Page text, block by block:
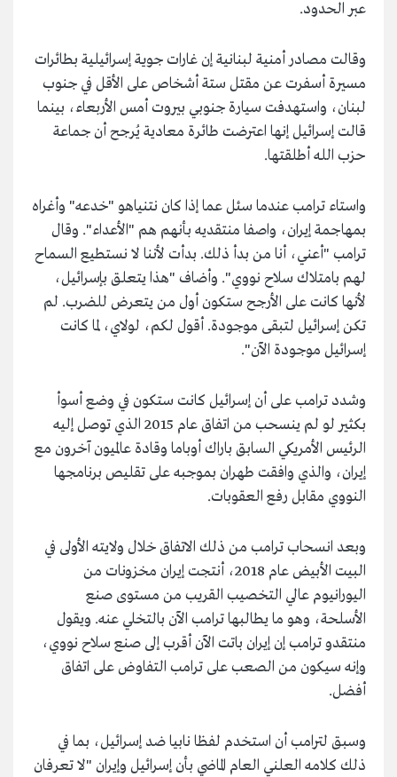
عبر الحدود.
وقالت مصادر أمنية لبنانية إن غارات جوية إسرائيلية بطائرات
مسيرة أسفرت عن مقتل ستة أشخاص على الأقل في جنوب
لبنان، واستهدفت سيارة جنوبي بيروت أمس الأربعاء، بينما
قالت إسرائيل إنها اعترضت طائرة معادية يُرجح أن جماعة
حزب الله أطلقتها.
واستاء ترامب عندما سئل عما إذا كان نتنياهو "خدعه" وأغراه
بمهاجمة إيران، واصفا منتقديه بأنهم هم "الأعداء". وقال
ترامب "أعني، أنا من بدأ ذلك. بدأت لأننا لا نستطيع السماح
لهم بامتلاك سلاح نووي". وأضاف "هذا يتعلق بإسرائيل،
لأنها كانت على الأرجح ستكون أول من يتعرض للضرب. لم
تكن إسرائيل لتبقى موجودة. أقول لكم، لولاي، لما كانت
إسرائيل موجودة الآن".
وشدد ترامب على أن إسرائيل كانت ستكون في وضع أسوأ
بكثير لو لم ينسحب من اتفاق عام 2015 الذي توصل إليه
الرئيس الأمريكي السابق باراك أوباما وقادة عالميون آخرون مع
إيران، والذي وافقت طهران بموجبه على تقليص برنامجها
النووي مقابل رفع العقوبات.
وبعد انسحاب ترامب من ذلك الاتفاق خلال ولايته الأولى في
البيت الأبيض عام 2018، أنتجت إيران مخزونات من
اليورانيوم عالي التخصيب القريب من مستوى صنع
الأسلحة، وهو ما يطالبها ترامب الآن بالتخلي عنه. ويقول
منتقدو ترامب إن إيران باتت الآن أقرب إلى صنع سلاح نووي،
وإنه سيكون من الصعب على ترامب التفاوض على اتفاق
أفضل.
وسبق لترامب أن استخدم لفظا نابيا ضد إسرائيل، بما في
ذلك كلامه العلني العام الماضي بأن إسرائيل وإيران "لا تعرفان